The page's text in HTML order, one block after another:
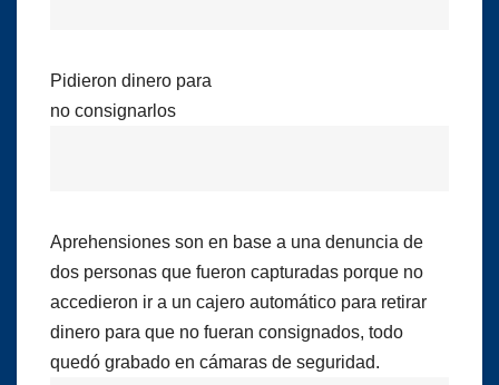
Pidieron dinero para
no consignarlos
Aprehensiones son en base a una denuncia de
dos personas que fueron capturadas porque no
accedieron ir a un cajero automático para retirar
dinero para que no fueran consignados, todo
quedó grabado en cámaras de seguridad.